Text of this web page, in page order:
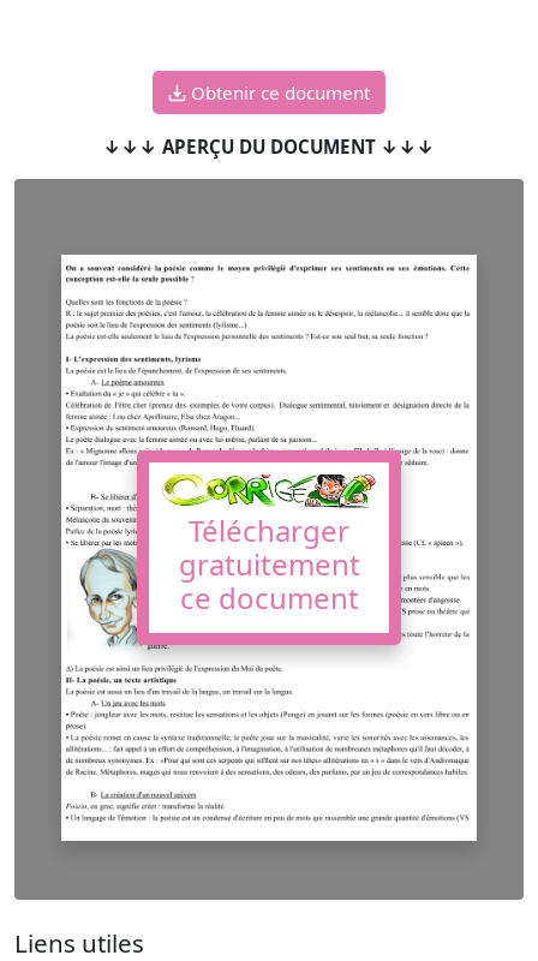
Obtenir ce document
↓↓↓ APERÇU DU DOCUMENT ↓↓↓
Télécharger
gratuitement
ce document
Liens utiles